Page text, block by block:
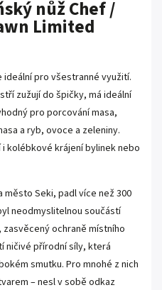
nůž Chef /
Limited
ideální pro všestranné využití.
zužují do špičky, má ideální
pro porcování masa,
a ryb, ovoce a zeleniny.
kolébkové krájení bylinek nebo
město Seki, padl více než 300
neodmyslitelnou součástí
ochraně místního
ničivé přírodní síly, která
smutku. Pro mnohé z nich
– nesl v sobě odkaz